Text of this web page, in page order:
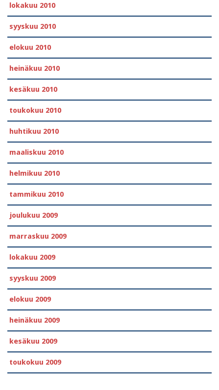
lokakuu 2010
syyskuu 2010
elokuu 2010
heinäkuu 2010
kesäkuu 2010
toukokuu 2010
huhtikuu 2010
maaliskuu 2010
helmikuu 2010
tammikuu 2010
joulukuu 2009
marraskuu 2009
lokakuu 2009
syyskuu 2009
elokuu 2009
heinäkuu 2009
kesäkuu 2009
toukokuu 2009